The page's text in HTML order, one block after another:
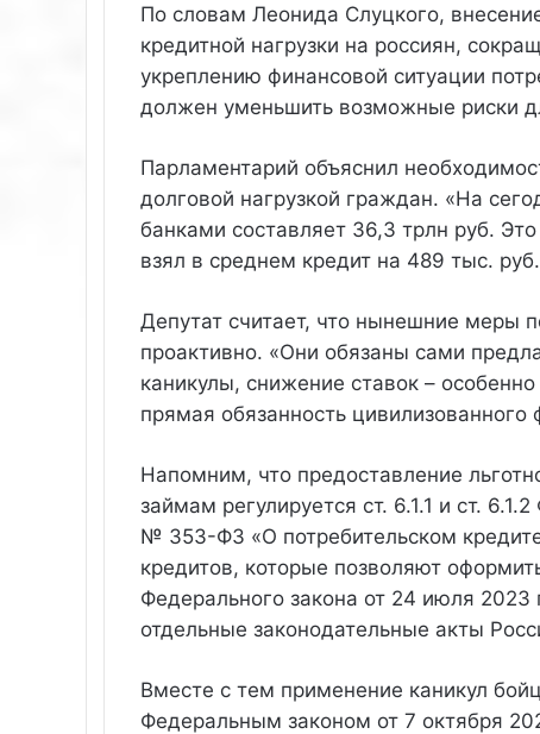
По словам Леонида Слуцкого,
кредитной нагрузки на россиян,
укреплению финансовой ситуации
должен уменьшить возможные риски
Парламентарий объяснил
долговой нагрузкой граждан. «На
банками составляет 36,3 трлн руб.
взял в среднем кредит на 489 тыс.
Депутат считает, что нынешние меры
проактивно. «Они обязаны сами
каникулы, снижение ставок –
прямая обязанность цивилизованного
Напомним, что предоставление
займам регулируется ст. 6.1.1 и ст.
№ 353-ФЗ «О потребительском
кредитов, которые позволяют
Федерального закона от 24 июля
отдельные законодательные акты
Вместе с тем применение каникул
Федеральным законом от 7 октября